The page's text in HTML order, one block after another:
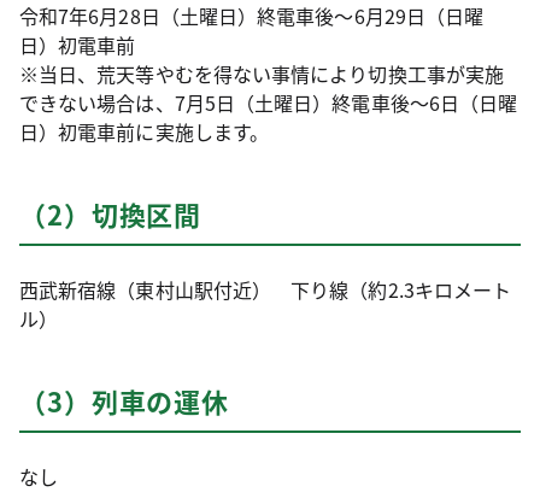
令和7年6月28日（土曜日）終電車後～6月29日（日曜
日）初電車前
※当日、荒天等やむを得ない事情により切換工事が実施
できない場合は、7月5日（土曜日）終電車後～6日（日曜
日）初電車前に実施します。
（2）切換区間
西武新宿線（東村山駅付近） 下り線（約2.3キロメート
ル）
（3）列車の運休
なし